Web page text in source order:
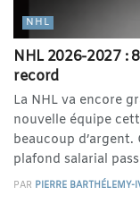
NHL
NHL 2026-2027 :
record
La NHL va encore
nouvelle équipe
beaucoup
plafond salarial
PAR PIERRE BARTHÉLEMY-